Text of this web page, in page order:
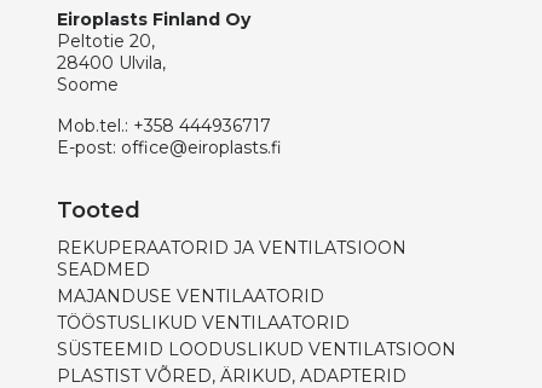
Eiroplasts Finland Oy
Peltotie 20,
28400 Ulvila,
Soome
Mob.tel.: +358 444936717
E-post: office@eiroplasts.fi
Tooted
REKUPERAATORID JA VENTILATSIOON
SEADMED
MAJANDUSE VENTILAATORID
TÖÖSTUSLIKUD VENTILAATORID
SÜSTEEMID LOODUSLIKUD VENTILATSIOON
PLASTIST VÕRED, ÄRIKUD, ADAPTERID